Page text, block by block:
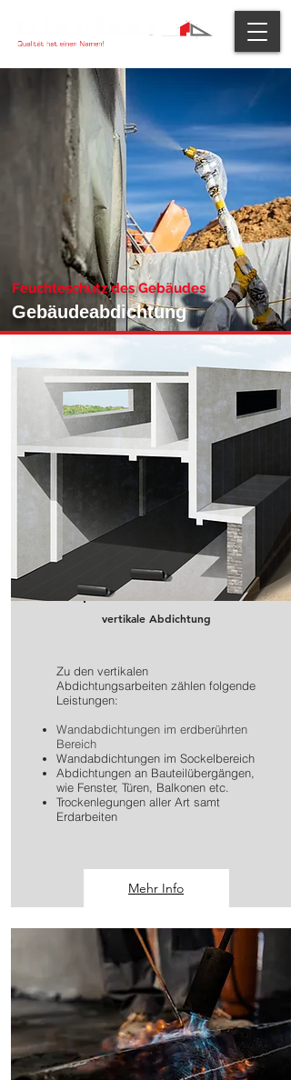
Feuchteschutz des Gebäudes
Gebäudeabdichtung
vertikale Abdichtung
Zu den vertikalen
Abdichtungsarbeiten zählen folgende
Leistungen:
Wandabdichtungen im erdberührten
Bereich
Wandabdichtungen im Sockelbereich
Abdichtungen an Bauteilübergängen,
wie Fenster, Türen, Balkonen etc.
Trockenlegungen aller Art samt
Erdarbeiten
Mehr Info